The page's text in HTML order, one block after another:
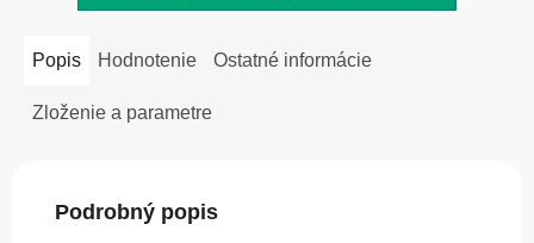
Popis Hodnotenie Ostatné informácie
Zloženie a parametre
Podrobný popis